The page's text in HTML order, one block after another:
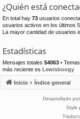
¿Quién está
En total hay 73 usuarios
usuarios activos en los últimos
La mayor cantidad de usuarios
Estadísticas
Mensajes totales 54063 •
más reciente es Lewisboogy
Inicio Índice general
Desarrollado por
Style